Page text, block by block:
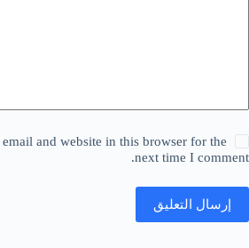
email and website in this browser for the
next time I comment.
إرسال التعليق